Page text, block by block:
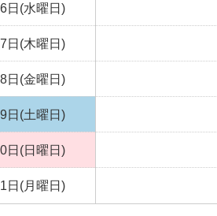
日(水曜日)
日(木曜日)
日(金曜日)
日(土曜日)
日(日曜日)
日(月曜日)